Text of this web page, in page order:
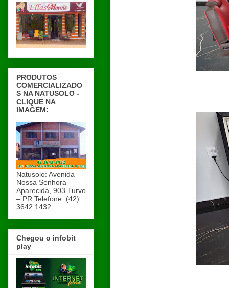
PRODUTOS
COMERCIALIZADO
S NA NATUSOLO -
CLIQUE NA
IMAGEM:
Natusolo: Avenida
Nossa Senhora
Aparecida, 903 Turvo
– PR Telefone: (42)
3642 1432.
Chegou o infobit
play